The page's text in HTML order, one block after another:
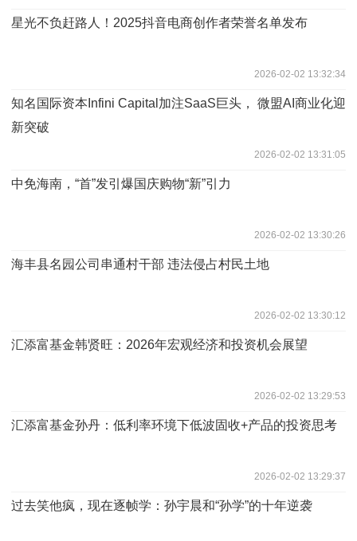
星光不负赶路人！2025抖音电商创作者荣誉名单发布
2026-02-02 13:32:34
知名国际资本Infini Capital加注SaaS巨头， 微盟AI商业化迎
新突破
2026-02-02 13:31:05
中免海南，“首”发引爆国庆购物“新”引力
2026-02-02 13:30:26
海丰县名园公司串通村干部 违法侵占村民土地
2026-02-02 13:30:12
汇添富基金韩贤旺：2026年宏观经济和投资机会展望
2026-02-02 13:29:53
汇添富基金孙丹：低利率环境下低波固收+产品的投资思考
2026-02-02 13:29:37
过去笑他疯，现在逐帧学：孙宇晨和“孙学”的十年逆袭